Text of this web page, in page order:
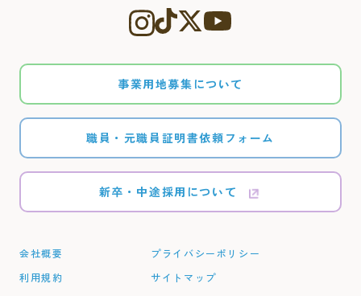
事業用地募集について
職員・元職員証明書依頼フォーム
新卒・中途採用について
会社概要
利用規約
プライバシーポリシー
サイトマップ